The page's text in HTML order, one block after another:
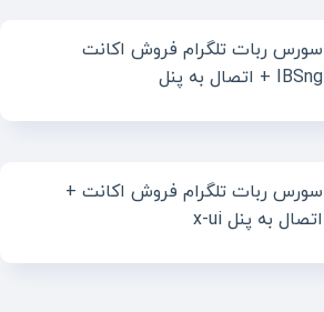
سورس ربات تلگرام فروش اکانت
IBSng + اتصال به پنل
سورس ربات تلگرام فروش اکانت +
اتصال به پنل x-ui